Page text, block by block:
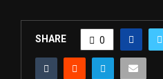
SHARE 0